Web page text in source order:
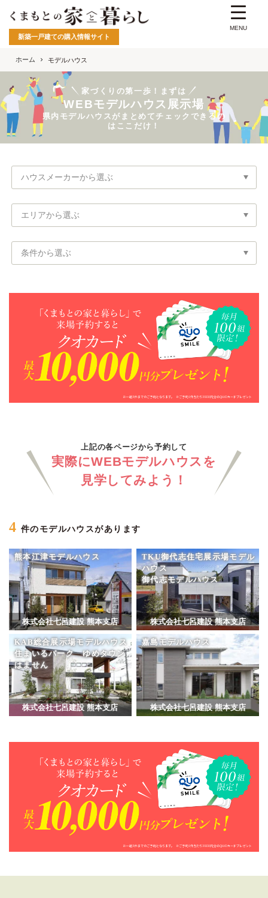
新築一戸建ての購入情報サイト
ホーム モデルハウス
家づくりの第一歩！まずは
WEBモデルハウス展示場
県内モデルハウスがまとめてチェックできるの
はここだけ！
ハウスメーカーから選ぶ
エリアから選ぶ
条件から選ぶ
上記の各ページから予約して
実際にWEBモデルハウスを
見学してみよう！
4 件のモデルハウスがあります
熊本江津モデルハウス
株式会社七呂建設 熊本支店
TKU御代志住宅展示場モデル
ハウス
御代志モデルハウス
株式会社七呂建設 熊本支店
KAB総合展示場モデルハウス
住まいるパーク ゆめタウン
はません
株式会社七呂建設 熊本支店
嘉島モデルハウス
株式会社七呂建設 熊本支店
MENU